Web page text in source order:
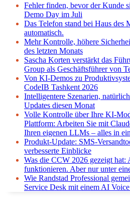
Fehler finden, bevor der Kunde
Demo Day im Juli
Das Telefon stand bei Haus des
automatisch.
Mehr Kontrolle, höhere
des letzten Monats
Sascha Korten verstärkt das
Group als Geschäftsführer von
Von KI-Demos zu
CodeIB Tashkent 2026
Intelligentere Szenarien,
Updates diesen Monat
Volle Kontrolle über Ihre KI-
Plattform: Arbeiten Sie mit
Ihren eigenen LLMs – alles in
Produkt-Update: SMS-
verbesserte Einblicke
Was die CCW 2026 gezeigt hat:
funktionieren. Aber nur unter
Wie Randstad Professional
Service Desk mit einem AI